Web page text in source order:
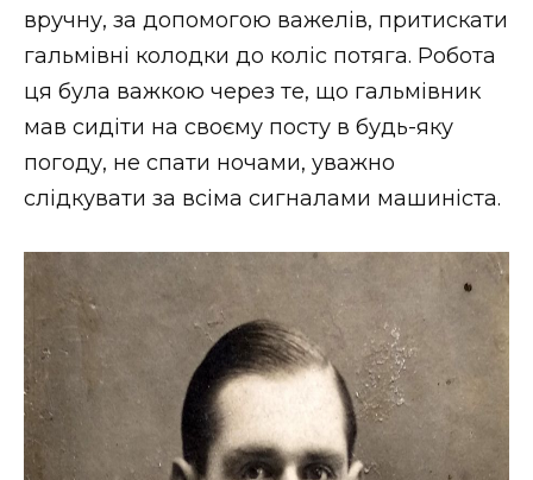
вручну, за допомогою важелів, притискати
гальмівні колодки до коліс потяга. Робота
ця була важкою через те, що гальмівник
мав сидіти на своєму посту в будь-яку
погоду, не спати ночами, уважно
слідкувати за всіма сигналами машиніста.